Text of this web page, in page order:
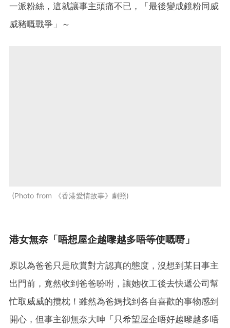
一派粉絲，這就讓事主頭痛不已，「最後變成鏡粉同威
威豬嘅戰爭」～
Photo from 《香港愛情故事》劇照
港女無奈「唔想屋企越嚟越多唔等使嘅嘢」
原以為爸爸只是欣賞對方認真的態度，沒想到某日事主
出門前，竟然收到爸爸吩咐，讓她收工後去快遞公司幫
忙取威威的攬枕！雖然為爸媽找到各自喜歡的事物感到
開心，但事主卻無奈大呻「只希望屋企唔好越嚟越多唔